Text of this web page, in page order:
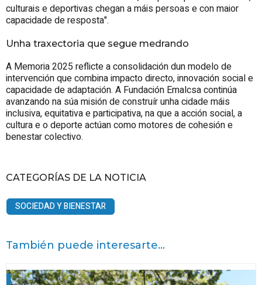
culturais e deportivas chegan a máis persoas e con maior
capacidade de resposta".
Unha traxectoria que segue medrando
A Memoria 2025 reflicte a consolidación dun modelo de
intervención que combina impacto directo, innovación social e
capacidade de adaptación. A Fundación Emalcsa continúa
avanzando na súa misión de construír unha cidade máis
inclusiva, equitativa e participativa, na que a acción social, a
cultura e o deporte actúan como motores de cohesión e
benestar colectivo.
CATEGORÍAS DE LA NOTICIA
SOCIEDAD Y BIENESTAR
También puede interesarte...